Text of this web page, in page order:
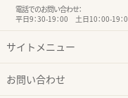
電話でのお問い合わせ：
平日9：30-19：00 土日10：00-19：
サイトメニュー
お問い合わせ